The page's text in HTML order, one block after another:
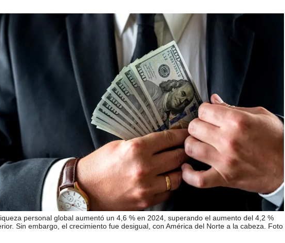
personal global aumentó un 4,6 % en 2024, superando el aumento del 4,2 %
Sin embargo, el crecimiento fue desigual, con América del Norte a la cabeza. Foto